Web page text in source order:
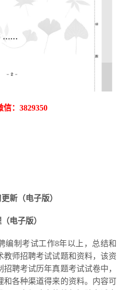
： 3829350
新 （电子版）
电子版）
编制考试工作8年以上，总结和
教师招聘考试试题和资料，该资
聘考试历年真题考试试卷中，
和各种渠道得来的资料。内容可